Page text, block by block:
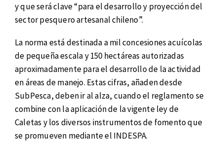
y que será clave “para el desarrollo y proyección del
sector pesquero artesanal chileno”.
La norma está destinada a mil concesiones acuícolas
de pequeña escala y 150 hectáreas autorizadas
aproximadamente para el desarrollo de la actividad
en áreas de manejo. Estas cifras, añaden desde
SubPesca, deben ir al alza, cuando el reglamento se
combine con la aplicación de la vigente ley de
Caletas y los diversos instrumentos de fomento que
se promueven mediante el INDESPA.